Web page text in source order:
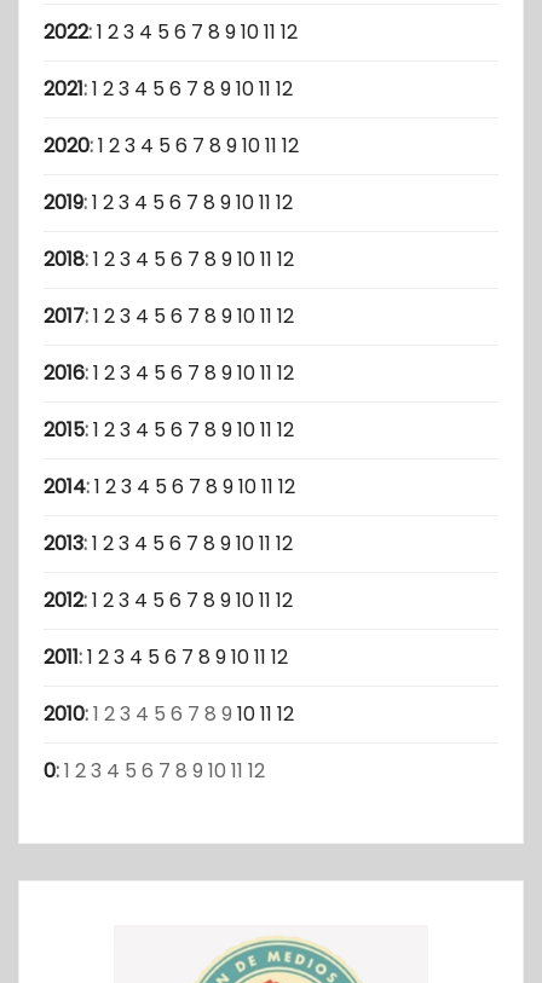
2022:1 23 4 56 7 8 91011 12
2021:1 23 4 56 7 8 91011 12
2020:1 23 4 56 7 8 91011 12
2019:1 23 4 56 7 8 91011 12
2018:1 23 4 56 7 8 91011 12
2017:1 23 4 56 7 8 91011 12
2016:1 23 4 56 7 8 91011 12
2015:1 23 4 56 7 8 91011 12
2014:1 23 4 56 7 8 91011 12
2013:1 23 4 56 7 8 91011 12
2012:1 23 4 56 7 8 91011 12
2011:1 23 4 56 7 8 91011 12
2010:1 23 4 5 6 7 8 9 1011 12
0:1 23 4 5 6 7 8 9 10 11 12